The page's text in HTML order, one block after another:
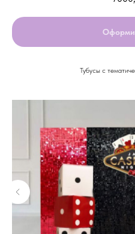
Тубусы с